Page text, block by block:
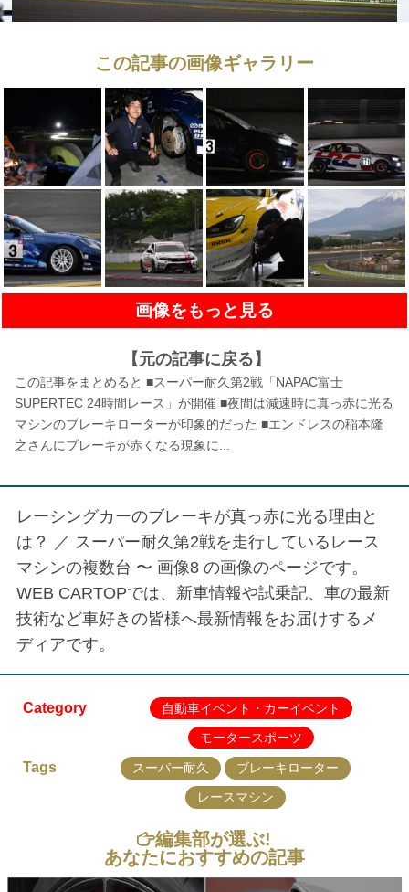
この記事の画像ギャラリー
画像をもっと見る
【元の記事に戻る】
この記事をまとめると ■スーパー耐久第2戦「NAPAC富士
SUPERTEC 24時間レース」が開催 ■夜間は減速時に真っ赤に光る
マシンのブレーキローターが印象的だった ■エンドレスの稲本隆
之さんにブレーキが赤くなる現象に...
レーシングカーのブレーキが真っ赤に光る理由と
は？ ／ スーパー耐久第2戦を走行しているレース
マシンの複数台 〜 画像8 の画像のページです。
WEB CARTOPでは、新車情報や試乗記、車の最新
技術など車好きの皆様へ最新情報をお届けするメ
ディアです。
Category
自動車イベント・カーイベント
モータースポーツ
Tags スーパー耐久
ブレーキローター
レースマシン
編集部が選ぶ!
あなたにおすすめの記事